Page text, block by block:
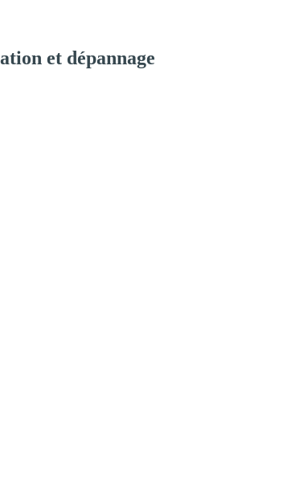
et dépannage